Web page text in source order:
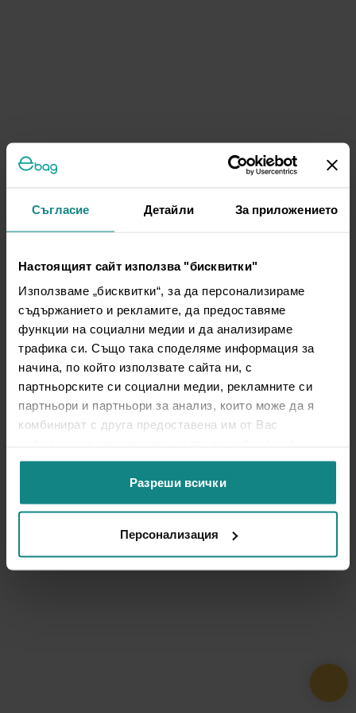
Съгласие Детайли За приложението
Настоящият сайт използва "бисквитки"
Използваме „бисквитки“, за да персонализираме
съдържанието и рекламите, да предоставяме
функции на социални медии и да анализираме
трафика си. Също така споделяме информация за
начина, по който използвате сайта ни, с
партньорските си социални медии, рекламните си
партньори и партньори за анализ, които може да я
комбинират с друга предоставена им от Вас
ползването от Ваша страна на услугите им.
Разреши всички
Персонализация